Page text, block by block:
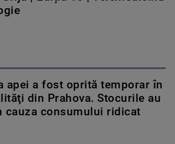
apei a fost oprită temporar în
din Prahova. Stocurile au
cauza consumului ridicat